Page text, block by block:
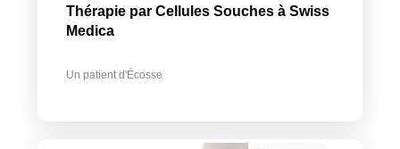
Thérapie par Cellules Souches à Swiss
Medica
Un patient d'Écosse